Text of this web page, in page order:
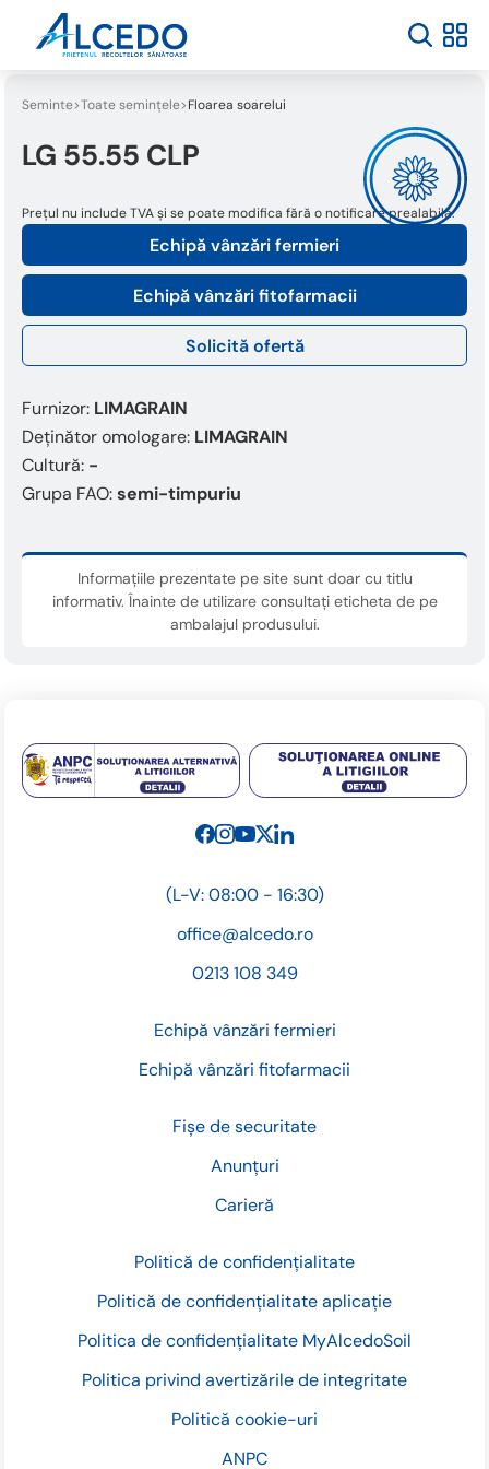
Seminte Toate semințele Floarea soarelui
LG 55.55 CLP
Echipă vânzări fermieri
Echipă vânzări fitofarmacii
Solicită ofertă
Prețul nu include TVA și se poate modifica fără o notificare prealabilă.
Furnizor: LIMAGRAIN
Deținător omologare: LIMAGRAIN
Cultură: -
Grupa FAO:semi-timpuriu
Informațiile prezentate pe site sunt doar cu titlu
informativ. Înainte de utilizare consultați eticheta de pe
ambalajul produsului.
Fișe de securitate
Anunțuri
Carieră
Politică de confidențialitate
Politică de confidențialitate aplicație
Politica de confidențialitate MyAlcedoSoil
Politica privind avertizările de integritate
Politică cookie-uri
ANPC
(L-V: 08:00 - 16:30)
office@alcedo.ro
0213 108 349
Echipă vânzări fermieri
Echipă vânzări fitofarmacii